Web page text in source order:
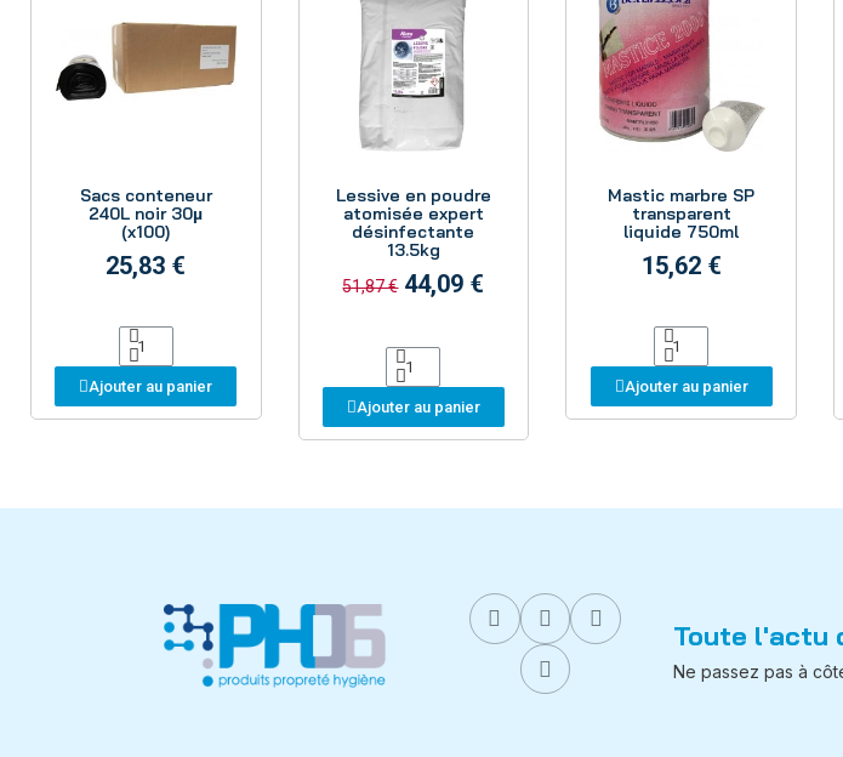
Sacs conteneur
240L noir 30µ
(x100)
25,83 €
Ajouter au panier
Lessive en poudre
atomisée expert
désinfectante
13.5kg
51,87 € 44,09 €
Ajouter au panier
Mastic marbre SP
transparent
liquide 750ml
15,62 €
Ajouter au panier
Toute l'actu
Ne passez pas à